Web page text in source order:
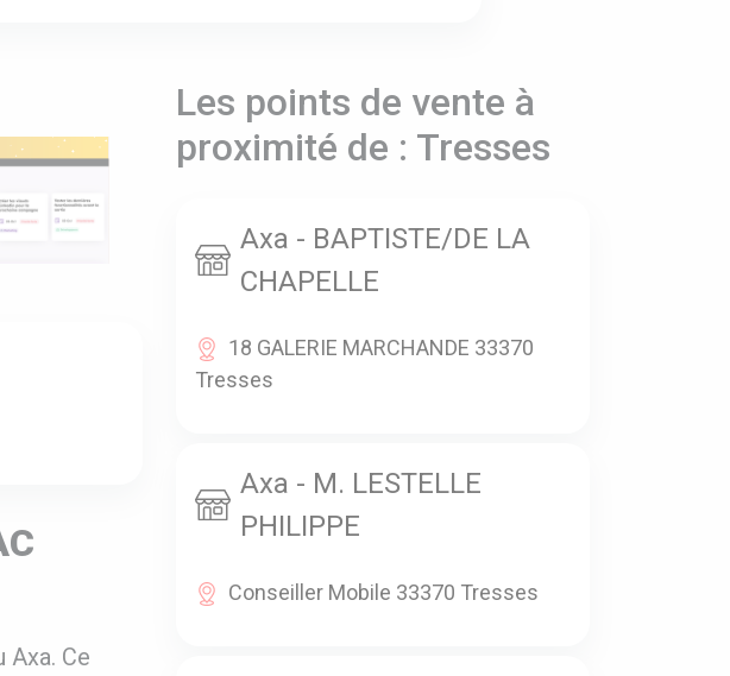
Axa. Ce
Les points de vente à
proximité de : Tresses
Axa - BAPTISTE/DE LA
CHAPELLE
18 GALERIE MARCHANDE 33370
Tresses
Axa - M. LESTELLE
PHILIPPE
Conseiller Mobile 33370 Tresses